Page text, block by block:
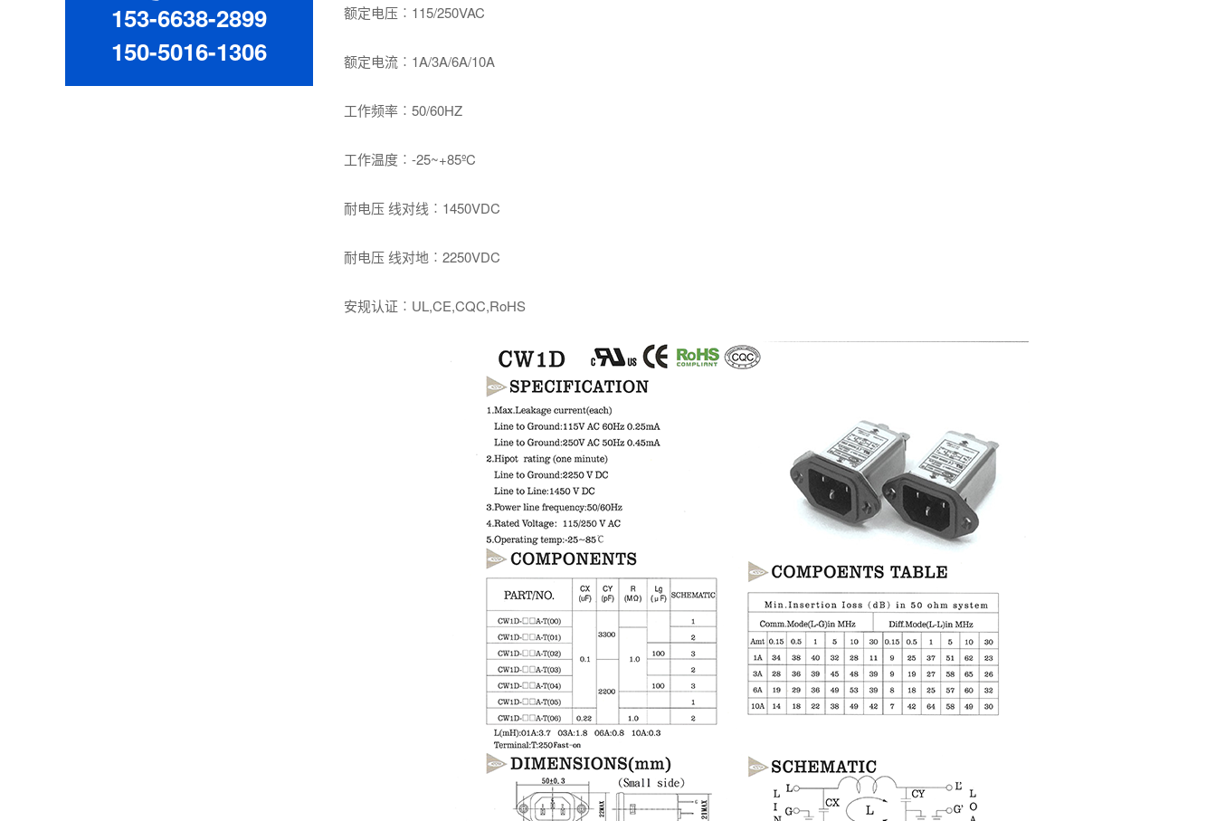
153-6638-2899
150-5016-1306
额定电压︰115/250VAC
额定电流︰1A/3A/6A/10A
工作频率︰50/60HZ
工作温度︰-25~+85ºC
耐电压 线对线︰1450VDC
耐电压 线对地︰2250VDC
安规认证︰UL,CE,CQC,RoHS